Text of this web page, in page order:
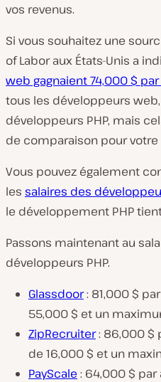
vos revenus.
Si vous souhaitez une
of Labor aux États-Unis a
web gagnaient 74,000 $ par
tous les développeurs
développeurs PHP, mais
de comparaison pour votre
Vous pouvez également
les salaires des
le développement PHP
Passons maintenant au
développeurs PHP.
Glassdoor: 81,000 $
55,000 $ et un
ZipRecruiter: 86,000 $
de 16,000 $ et un
PayScale : 64,000 $